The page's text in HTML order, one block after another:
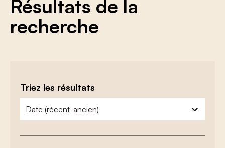
Résultats de la
recherche
Triez les résultats
zoeken - sorteer
trier le contenu